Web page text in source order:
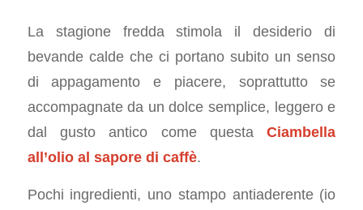
La stagione fredda stimola il desiderio di
bevande calde che ci portano subito un senso
di appagamento e piacere, soprattutto se
accompagnate da un dolce semplice, leggero e
dal gusto antico come questaCiambella
all’olio al sapore di caffè.
Pochi ingredienti, uno stampo antiaderente (io